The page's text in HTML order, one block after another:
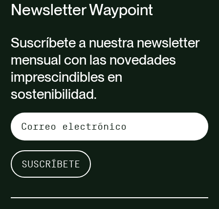
Newsletter Waypoint
Suscríbete a nuestra newsletter
mensual con las novedades
imprescindibles en
sostenibilidad.